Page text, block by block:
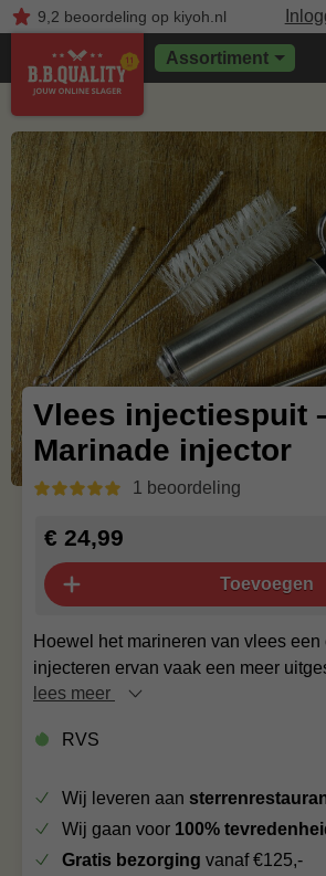
9,2 beoordelingop kiyoh.nl
Assortiment
Vlees injectiespuit
Marinade injector
1 beoordeling
Hoewel het marineren van vlees een
injecteren ervan vaak een meer
lees meer
RVS
€ 24,99
Toevoegen
Wij leveren aan
Wij gaan voor 100%
Gratis bezorging vanaf €125,-